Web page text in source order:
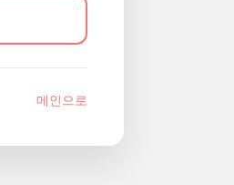
메인으로